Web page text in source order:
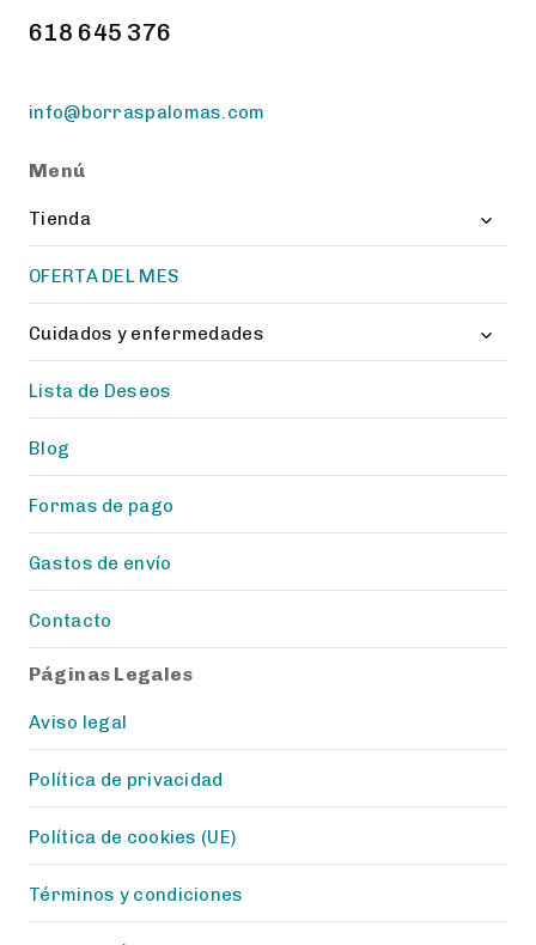
618 645 376
info@borraspalomas.com
Menú
Tienda
Toggle
OFERTA DEL MES
Cuidados y enfermedades
Toggle
Lista de Deseos
Blog
Formas de pago
Gastos de envío
Contacto
Páginas Legales
Aviso legal
Política de privacidad
Política de cookies (UE)
Términos y condiciones